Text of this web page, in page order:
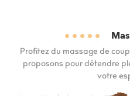
Profitez du massage de
proposons pour détendre
votre